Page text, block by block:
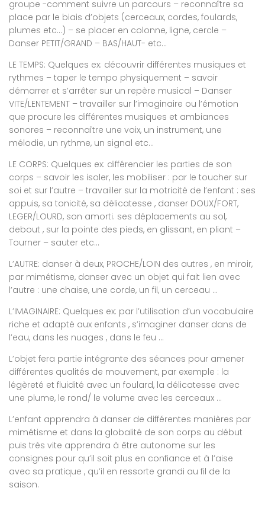
groupe -comment suivre un parcours – reconnaître sa
place par le biais d’objets (cerceaux, cordes, foulards,
plumes etc…) – se placer en colonne, ligne, cercle –
Danser PETIT/GRAND – BAS/HAUT- etc…
LE TEMPS: Quelques ex: découvrir différentes musiques et
rythmes – taper le tempo physiquement – savoir
démarrer et s’arrêter sur un repère musical – Danser
VITE/LENTEMENT – travailler sur l’imaginaire ou l’émotion
que procure les différentes musiques et ambiances
sonores – reconnaître une voix, un instrument, une
mélodie, un rythme, un signal etc…
LE CORPS: Quelques ex: différencier les parties de son
corps – savoir les isoler, les mobiliser : par le toucher sur
soi et sur l’autre – travailler sur la motricité de l’enfant : ses
appuis, sa tonicité, sa délicatesse , danser DOUX/FORT,
LEGER/LOURD, son amorti. ses déplacements au sol,
debout , sur la pointe des pieds, en glissant, en pliant –
Tourner – sauter etc…
L’AUTRE: danser à deux, PROCHE/LOIN des autres , en miroir,
par mimétisme, danser avec un objet qui fait lien avec
l’autre : une chaise, une corde, un fil, un cerceau …
L’IMAGINAIRE: Quelques ex: par l’utilisation d’un vocabulaire
riche et adapté aux enfants , s’imaginer danser dans de
l’eau, dans les nuages , dans le feu …
L’objet fera partie intégrante des séances pour amener
différentes qualités de mouvement, par exemple : la
légèreté et fluidité avec un foulard, la délicatesse avec
une plume, le rond/ le volume avec les cerceaux …
L’enfant apprendra à danser de différentes manières par
mimétisme et dans la globalité de son corps au début
puis très vite apprendra à être autonome sur les
consignes pour qu’il soit plus en confiance et à l’aise
avec sa pratique , qu’il en ressorte grandi au fil de la
saison.